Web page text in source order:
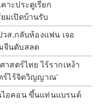
าะประตูเรียก
ยมเปิดบ้านรับ
วส.กลับห้องแฟน เจอ
จีนดับสลด
าสตร์ไทย ไร้รากเหง้า
ตร์ไร้จิตวิญญาณ'
อคอน ขึ้นแท่นแบรนด์